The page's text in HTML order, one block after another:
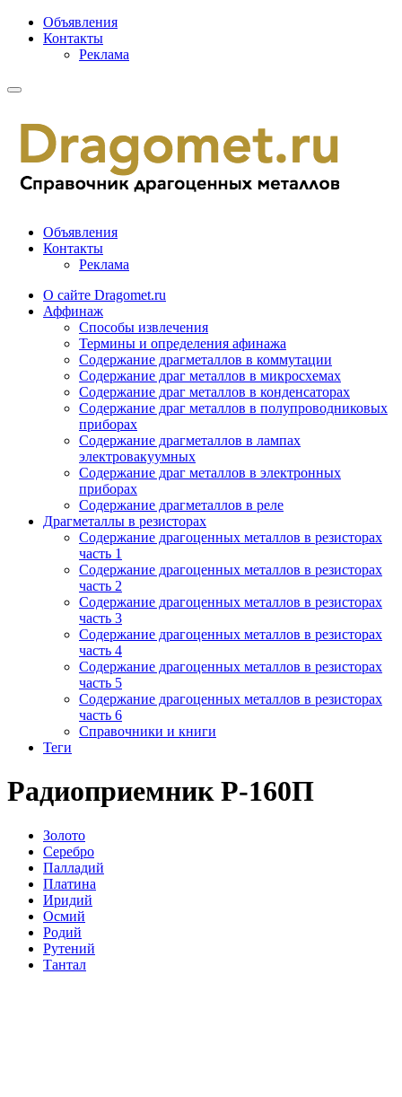
Объявления
Контакты
Реклама
Объявления
Контакты
Реклама
О сайте Dragomet.ru
Аффинаж
Способы извлечения
Термины и определения афинажа
Содержание драгметаллов в коммутации
Содержание драг металлов в микросхемах
Содержание драг металлов в конденсаторах
Содержание драг металлов в полупроводниковых
приборах
Содержание драгметаллов в лампах
электровакуумных
Содержание драг металлов в электронных
приборах
Содержание драгметаллов в реле
Драгметаллы в резисторах
Содержание драгоценных металлов в резисторах
часть 1
Содержание драгоценных металлов в резисторах
часть 2
Содержание драгоценных металлов в резисторах
часть 3
Содержание драгоценных металлов в резисторах
часть 4
Содержание драгоценных металлов в резисторах
часть 5
Содержание драгоценных металлов в резисторах
часть 6
Справочники и книги
Теги
Радиоприемник Р-160П
Золото
Серебро
Палладий
Платина
Иридий
Осмий
Родий
Рутений
Тантал